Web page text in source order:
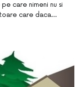
care nimeni nu si
care daca…